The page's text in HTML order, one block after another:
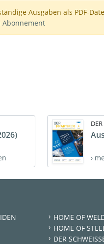
Ausgaben als PDF-
›
HOME OF
HOME OF STEEL
DER